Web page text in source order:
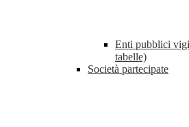
Enti pubblici
tabelle)
Società partecipate